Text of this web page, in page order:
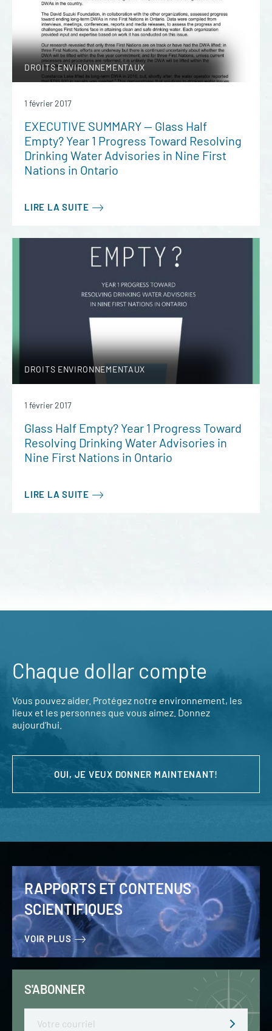
DROITS ENVIRONNEMENTAUX
1 février 2017
EXECUTIVE SUMMARY — Glass Half
Empty? Year 1 Progress Toward Resolving
Drinking Water Advisories in Nine First
Nations in Ontario
LIRE LA SUITE
DROITS ENVIRONNEMENTAUX
1 février 2017
Glass Half Empty? Year 1 Progress Toward
Resolving Drinking Water Advisories in
Nine First Nations in Ontario
LIRE LA SUITE
Chaque dollar compte
Vous pouvez aider. Protégez notre environnement, les
lieux et les personnes que vous aimez. Donnez
aujourd’hui.
OUI, JE VEUX DONNER MAINTENANT!
RAPPORTS ET CONTENUS
SCIENTIFIQUES
VOIR PLUS
S'ABONNER
Email